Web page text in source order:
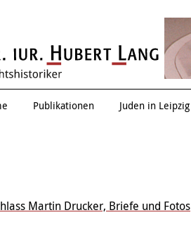
Zwischen allen Stühlen
Publikationen Juden in Leipzig
Martin Drucker, Briefe und Fotos